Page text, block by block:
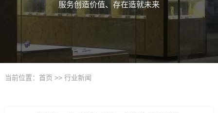
服务创造价值、存在造就未来
当前位置： 首页 >> 行业新闻